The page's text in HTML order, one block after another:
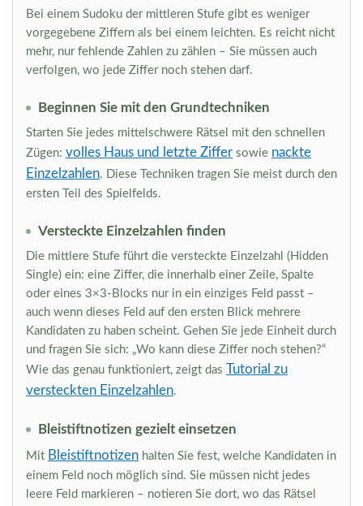
Bei einem Sudoku der mittleren Stufe gibt es weniger
vorgegebene Ziffern als bei einem leichten. Es reicht nicht
mehr, nur fehlende Zahlen zu zählen – Sie müssen auch
verfolgen, wo jede Ziffer noch stehen darf.
Beginnen Sie mit den Grundtechniken
Starten Sie jedes mittelschwere Rätsel mit den schnellen
Zügen: volles Haus und letzte Ziffer sowie nackte
Einzelzahlen. Diese Techniken tragen Sie meist durch den
ersten Teil des Spielfelds.
Versteckte Einzelzahlen finden
Die mittlere Stufe führt die versteckte Einzelzahl (Hidden
Single) ein: eine Ziffer, die innerhalb einer Zeile, Spalte
oder eines 3×3-Blocks nur in ein einziges Feld passt –
auch wenn dieses Feld auf den ersten Blick mehrere
Kandidaten zu haben scheint. Gehen Sie jede Einheit durch
und fragen Sie sich: „Wo kann diese Ziffer noch stehen?“
Wie das genau funktioniert, zeigt das Tutorial zu
versteckten Einzelzahlen.
Bleistiftnotizen gezielt einsetzen
Mit Bleistiftnotizen halten Sie fest, welche Kandidaten in
einem Feld noch möglich sind. Sie müssen nicht jedes
leere Feld markieren – notieren Sie dort, wo das Rätsel